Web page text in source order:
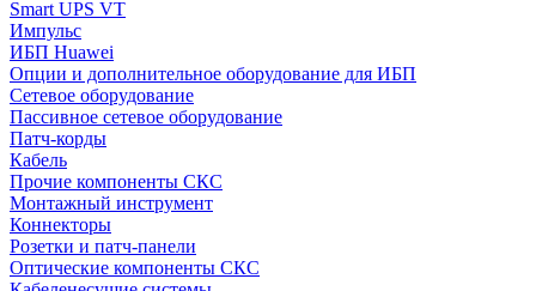
Smart UPS VT
Импульс
ИБП Huawei
Опции и дополнительное оборудование для ИБП
Сетевое оборудование
Пассивное сетевое оборудование
Патч-корды
Кабель
Прочие компоненты СКС
Монтажный инструмент
Коннекторы
Розетки и патч-панели
Оптические компоненты СКС